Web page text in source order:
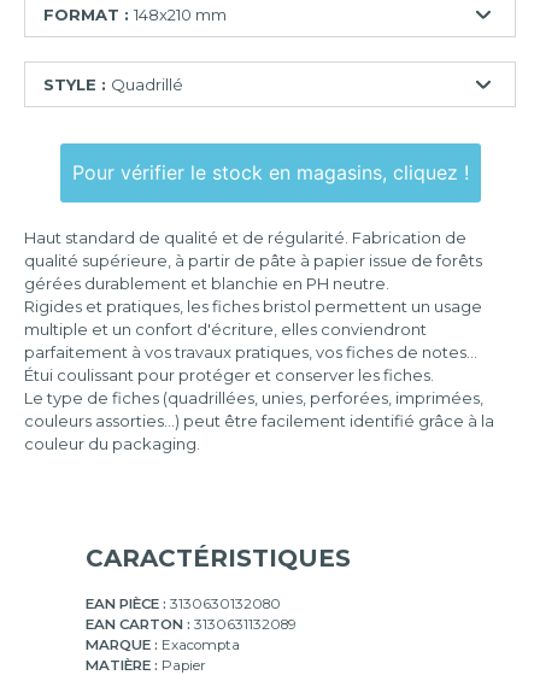
FORMAT : 148x210 mm
mm
105x148
mm
125x200
mm
148x210
mm
210x297
STYLE : Quadrillé
Quadrillé
perforé
Uni
Uni
perforé
Pour vérifier le stock en magasins, cliquez !
Haut standard de qualité et de régularité. Fabrication de
qualité supérieure, à partir de pâte à papier issue de forêts
gérées durablement et blanchie en PH neutre.
Rigides et pratiques, les fiches bristol permettent un usage
multiple et un confort d'écriture, elles conviendront
parfaitement à vos travaux pratiques, vos fiches de notes...
Étui coulissant pour protéger et conserver les fiches.
Le type de fiches (quadrillées, unies, perforées, imprimées,
couleurs assorties...) peut être facilement identifié grâce à la
couleur du packaging.
CARACTÉRISTIQUES
EAN PIÈCE : 3130630132080
EAN CARTON : 3130631132089
MARQUE : Exacompta
MATIÈRE : Papier